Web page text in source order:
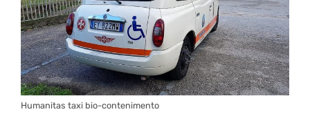
Humanitas taxi bio-contenimento